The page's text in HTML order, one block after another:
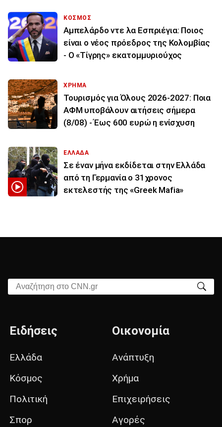
ΚΟΣΜΟΣ
Αμπελάρδο ντε λα Εσπριέγια: Ποιος
είναι ο νέος πρόεδρος της Κολομβίας
- Ο «Τίγρης» εκατομμυριούχος
ΧΡΗΜΑ
Τουρισμός για Όλους 2026-2027: Ποια
ΑΦΜ υποβάλουν αιτήσεις σήμερα
(8/08) - Έως 600 ευρώ η ενίσχυση
ΕΛΛΑΔΑ
Σε έναν μήνα εκδίδεται στην Ελλάδα
από τη Γερμανία ο 31χρονος
εκτελεστής της «Greek Mafia»
Αναζήτηση στο CNN.gr
Ειδήσεις
Ελλάδα
Κόσμος
Πολιτική
Σπορ
Οικονομία
Ανάπτυξη
Χρήμα
Επιχειρήσεις
Αγορές